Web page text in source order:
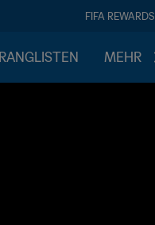
FIFA REWARDS
RANGLISTEN MEHR